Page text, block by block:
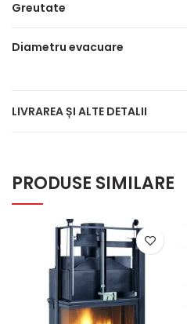
Greutate
Diametru evacuare
LIVRAREA ȘI ALTE DETALII
PRODUSE SIMILARE